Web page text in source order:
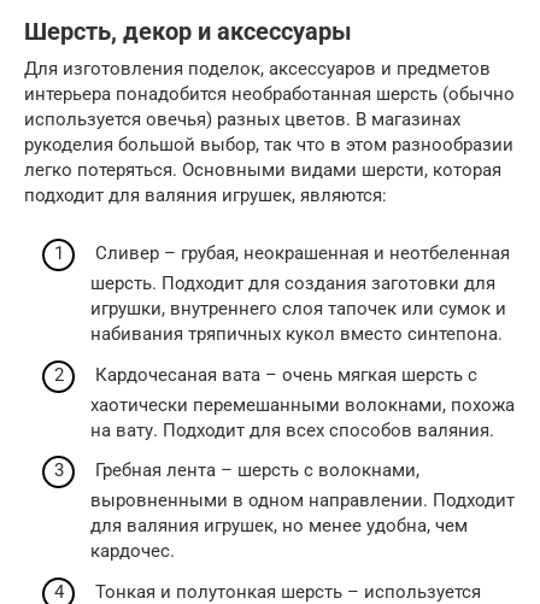
Шерсть, декор и аксессуары
Для изготовления поделок, аксессуаров и предметов
интерьера понадобится необработанная шерсть (обычно
используется овечья) разных цветов. В магазинах
рукоделия большой выбор, так что в этом разнообразии
легко потеряться. Основными видами шерсти, которая
подходит для валяния игрушек, являются:
Сливер – грубая, неокрашенная и неотбеленная
шерсть. Подходит для создания заготовки для
игрушки, внутреннего слоя тапочек или сумок и
набивания тряпичных кукол вместо синтепона.
Кардочесаная вата – очень мягкая шерсть с
хаотически перемешанными волокнами, похожа
на вату. Подходит для всех способов валяния.
Гребная лента – шерсть с волокнами,
выровненными в одном направлении. Подходит
для валяния игрушек, но менее удобна, чем
кардочес.
Тонкая и полутонкая шерсть – используется